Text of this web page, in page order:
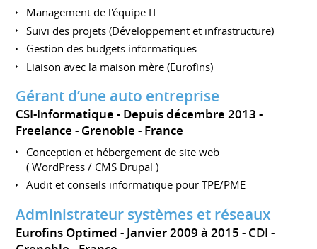
Management de l'équipe IT
Suivi des projets (Développement et infrastructure)
Gestion des budgets informatiques
Liaison avec la maison mère (Eurofins)
Gérant d’une auto entreprise
CSI-Informatique
Depuis décembre 2013
Freelance
Grenoble France
Conception et hébergement de site web
( WordPress / CMS Drupal )
Audit et conseils informatique pour TPE/PME
Administrateur systèmes et réseaux
Eurofins Optimed Janvier 2009 à 2015 CDI